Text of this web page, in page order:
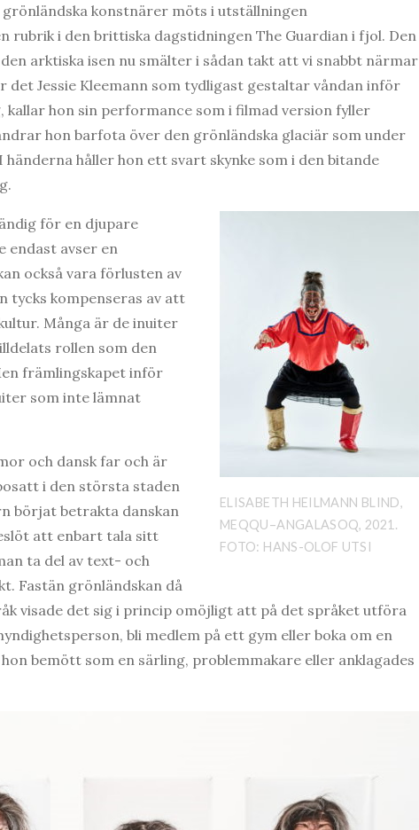
konstnärer möts i utställningen
rubrik i den brittiska dagstidningen The Guardian i fjol. Den
arktiska isen nu smälter i sådan takt att vi snabbt närmar
det Jessie Kleemann som tydligast gestaltar våndan inför
kallar hon sin performance som i filmad version fyller
hon barfota över den grönländska glaciär som under
håller hon ett svart skynke som i den bitande
ELISABETH HEILMANN BLIND,
MEQQU–ANGALASOQ, 2021.
FOTO: HANS-OLOF UTSI
för en djupare
endast avser en
också vara förlusten av
tycks kompenseras av att
Många är de inuiter
rollen som den
främlingskapet inför
som inte lämnat
och dansk far och är
i den största staden
börjat betrakta danskan
att enbart tala sitt
ta del av text- och
Fastän grönländskan då
visade det sig i princip omöjligt att på det språket utföra
bli medlem på ett gym eller boka om en
bemött som en särling, problemmakare eller anklagades